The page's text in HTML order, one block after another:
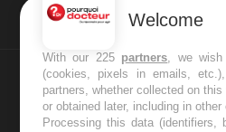
NEWSLETTER
Recevez toutes les
infos santé
Welcome
With our 225 partners, we wish
(cookies, pixels in emails,
partners, whether collected on
or obtained later, including in other
Processing this data (identifiers,